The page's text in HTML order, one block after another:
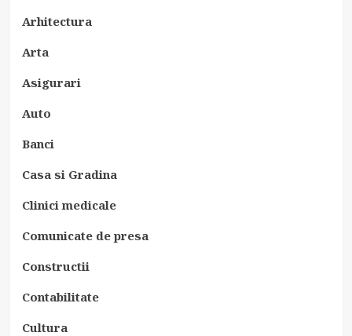
Arhitectura
Arta
Asigurari
Auto
Banci
Casa si Gradina
Clinici medicale
Comunicate de presa
Constructii
Contabilitate
Cultura